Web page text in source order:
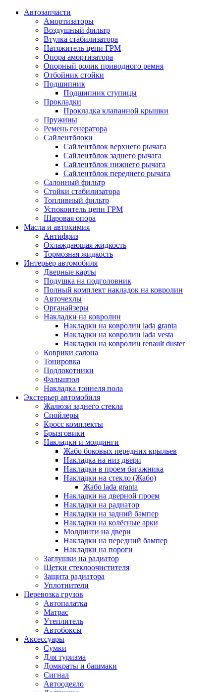
Автозапчасти
Амортизаторы
Воздушный фильтр
Втулка стабилизатора
Натяжитель цепи ГРМ
Опора амортизатора
Опорный ролик приводного ремня
Отбойник стойки
Подшипник
Подшипник ступицы
Прокладки
Прокладка клапанной крышки
Пружины
Ремень генератора
Сайлентблоки
Сайлентблок верхнего рычага
Сайлентблок заднего рычага
Сайлентблок нижнего рычага
Сайлентблок переднего рычага
Салонный фильтр
Стойки стабилизатора
Топливный фильтр
Успокоитель цепи ГРМ
Шаровая опора
Масла и автохимия
Антифриз
Охлаждающая жидкость
Тормозная жидкость
Интерьер автомобиля
Дверные карты
Подушка на подголовник
Полный комплект накладок на ковролин
Авточехлы
Органайзеры
Накладки на ковролин
Накладки на ковролин lada granta
Накладки на ковролин lada vesta
Накладки на ковролин renault duster
Коврики салона
Тонировка
Подлокотники
Фальшпол
Накладка тоннеля пола
Экстерьер автомобиля
Жалюзи заднего стекла
Спойлеры
Кросс комплекты
Брызговики
Накладки и молдинги
Жабо боковых передних крыльев
Накладка на низ двери
Накладки в проем багажника
Накладки на стекло (Жабо)
Жабо lada granta
Накладки на дверной проем
Накладки на радиатор
Накладки на задний бампер
Накладки на колёсные арки
Молдинги на двери
Накладки на передний бампер
Накладки на пороги
Заглушки на радиатор
Щетки стеклоочистителя
Защита радиатора
Уплотнители
Перевозка грузов
Автопалатка
Матрас
Утеплитель
Автобоксы
Аксессуары
Сумки
Для туризма
Домкраты и башмаки
Сигнал
Автоодеяло